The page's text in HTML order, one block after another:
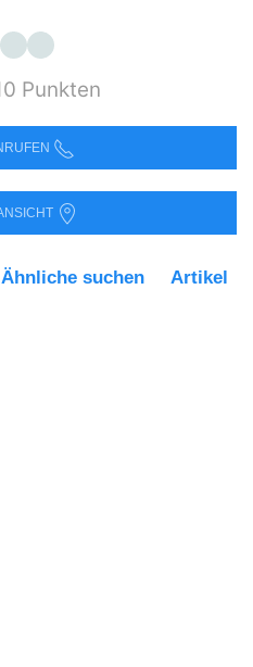
Punkten
Ähnliche suchen Artikel